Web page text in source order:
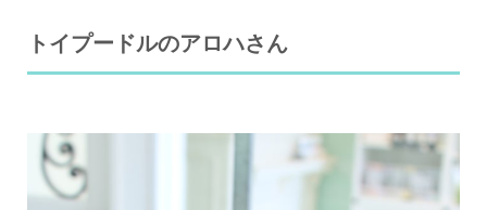
トイプードルのアロハさん